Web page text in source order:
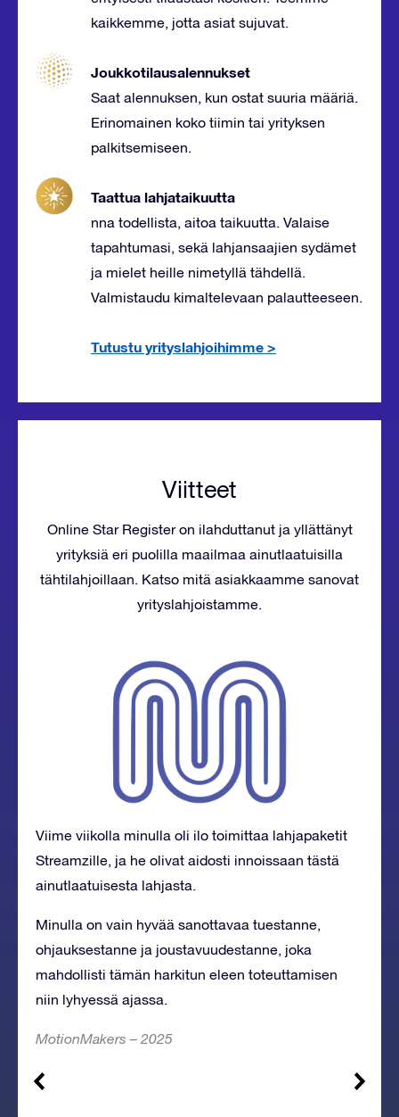
kaikkemme, jotta asiat sujuvat.
Joukkotilausalennukset
Saat alennuksen, kun ostat suuria määriä.
Erinomainen koko tiimin tai yrityksen
palkitsemiseen.
Taattua lahjataikuutta
nna todellista, aitoa taikuutta. Valaise
tapahtumasi, sekä lahjansaajien sydämet
ja mielet heille nimetyllä tähdellä.
Valmistaudu kimaltelevaan palautteeseen.
Tutustu yrityslahjoihimme >
Viitteet
Online Star Register on ilahduttanut ja yllättänyt
yrityksiä eri puolilla maailmaa ainutlaatuisilla
tähtilahjoillaan. Katso mitä asiakkaamme sanovat
yrityslahjoistamme.
Viime viikolla minulla oli ilo toimittaa lahjapaketit
Streamzille, ja he olivat aidosti innoissaan tästä
ainutlaatuisesta lahjasta.
Minulla on vain hyvää sanottavaa tuestanne,
ohjauksestanne ja joustavuudestanne, joka
mahdollisti tämän harkitun eleen toteuttamisen
niin lyhyessä ajassa.
MotionMakers – 2025